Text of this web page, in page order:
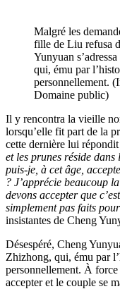
Malgré les
fille de Liu refusa
Yunyuan
qui, ému par
personnellement.
Domaine public)
Il y rencontra la vieille
lorsqu’elle fit part de la
cette dernière lui répondit
et les prunes réside
puis-je, à cet âge,
? J’apprécie beaucoup
devons accepter que
simplement pas faits
insistantes de Cheng
Désespéré, Cheng
Zhizhong, qui, ému par
personnellement. À
accepter et le couple se